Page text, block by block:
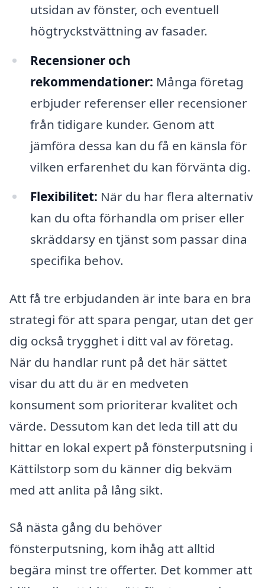
utsidan av fönster, och eventuell
högtryckstvättning av fasader.
Recensioner och
rekommendationer: Många företag
erbjuder referenser eller recensioner
från tidigare kunder. Genom att
jämföra dessa kan du få en känsla för
vilken erfarenhet du kan förvänta dig.
Flexibilitet: När du har flera alternativ
kan du ofta förhandla om priser eller
skräddarsy en tjänst som passar dina
specifika behov.
Att få tre erbjudanden är inte bara en bra
strategi för att spara pengar, utan det ger
dig också trygghet i ditt val av företag.
När du handlar runt på det här sättet
visar du att du är en medveten
konsument som prioriterar kvalitet och
värde. Dessutom kan det leda till att du
hittar en lokal expert på fönsterputsning i
Kättilstorp som du känner dig bekväm
med att anlita på lång sikt.
Så nästa gång du behöver
fönsterputsning, kom ihåg att alltid
begära minst tre offerter. Det kommer att